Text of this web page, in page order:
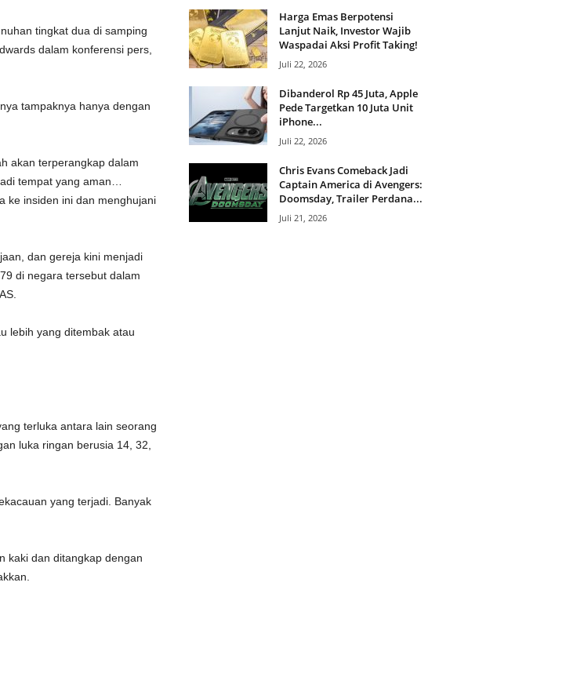
tingkat dua di samping
dalam konferensi pers,
tampaknya hanya dengan
akan terperangkap dalam
tempat yang aman…
ke insiden ini dan menghujani
dan gereja kini menjadi
di negara tersebut dalam
lebih yang ditembak atau
terluka antara lain seorang
luka ringan berusia 14, 32,
yang terjadi. Banyak
kaki dan ditangkap dengan
Harga Emas Berpotensi
Lanjut Naik, Investor Wajib
Waspadai Aksi Profit Taking!
Juli 22, 2026
Dibanderol Rp 45 Juta, Apple
Pede Targetkan 10 Juta Unit
iPhone...
Juli 22, 2026
Chris Evans Comeback Jadi
Captain America di Avengers:
Doomsday, Trailer Perdana...
Juli 21, 2026